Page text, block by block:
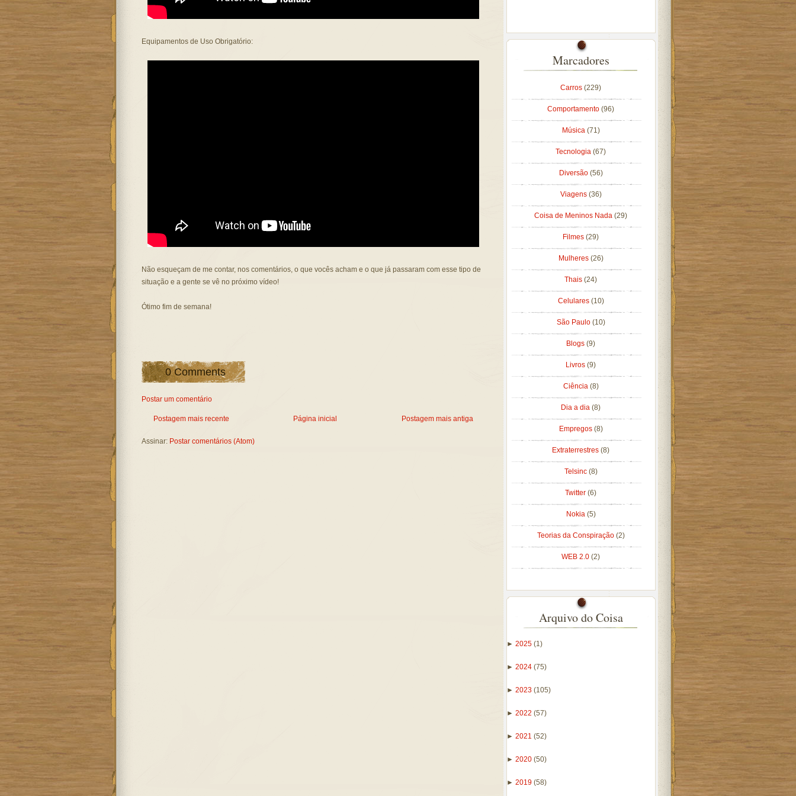
Equipamentos de Uso Obrigatório:
Não esqueçam de me contar, nos comentários, o que vocês acham e o que já passaram com esse tipo de
situação e a gente se vê no próximo vídeo!
Ótimo fim de semana!
0 Comments
Postar um comentário
Postagem mais recente Postagem mais antiga
Página inicial
Assinar: Postar comentários (Atom)
Marcadores
Carros (229)
Comportamento (96)
Música (71)
Tecnologia (67)
Diversão (56)
Viagens (36)
Coisa de Meninos Nada (29)
Filmes (29)
Mulheres (26)
Thais (24)
Celulares (10)
São Paulo (10)
Blogs (9)
Livros (9)
Ciência (8)
Dia a dia (8)
Empregos (8)
Extraterrestres (8)
Telsinc (8)
Twitter (6)
Nokia (5)
Teorias da Conspiração (2)
WEB 2.0 (2)
Arquivo do Coisa
► 2025 (1)
► 2024 (75)
► 2023 (105)
► 2022 (57)
► 2021 (52)
► 2020 (50)
► 2019 (58)